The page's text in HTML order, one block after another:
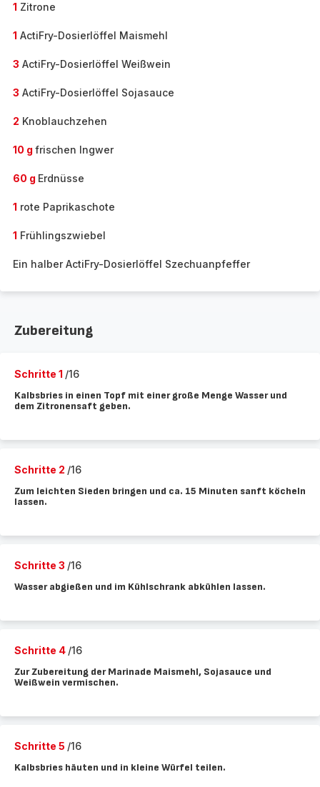
1 Zitrone
1 ActiFry-Dosierlöffel Maismehl
3 ActiFry-Dosierlöffel Weißwein
3 ActiFry-Dosierlöffel Sojasauce
2 Knoblauchzehen
10 g frischen Ingwer
60 g Erdnüsse
1 rote Paprikaschote
1 Frühlingszwiebel
Ein halber ActiFry-Dosierlöffel Szechuanpfeffer
Zubereitung
Schritte 1 /16
Kalbsbries in einen Topf mit einer große Menge Wasser und
dem Zitronensaft geben.
Schritte 2 /16
Zum leichten Sieden bringen und ca. 15 Minuten sanft köcheln
lassen.
Schritte 3 /16
Wasser abgießen und im Kühlschrank abkühlen lassen.
Schritte 4 /16
Zur Zubereitung der Marinade Maismehl, Sojasauce und
Weißwein vermischen.
Schritte 5 /16
Kalbsbries häuten und in kleine Würfel teilen.